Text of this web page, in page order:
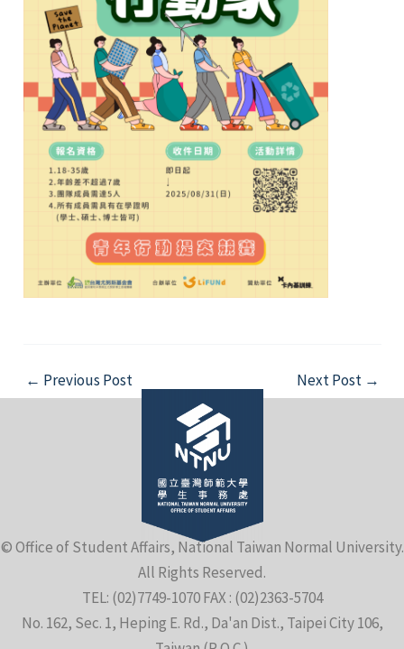
Post
navigation
← Previous Post Next Post →
© Office of Student Affairs, National Taiwan Normal University.
All Rights Reserved.
TEL: (02)7749-1070 FAX : (02)2363-5704
No. 162, Sec. 1, Heping E. Rd., Da'an Dist., Taipei City 106,